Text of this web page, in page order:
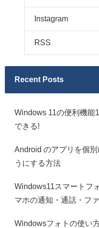
Instagram
RSS
Recent Posts
Windows 11の便利機能
できる!
Android のアプリを個
うにする方法
Windows11スマートフ
マホの通知・通話・フ
Windowsフォトの使い